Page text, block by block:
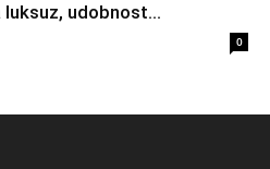
luksuz, udobnost...
0